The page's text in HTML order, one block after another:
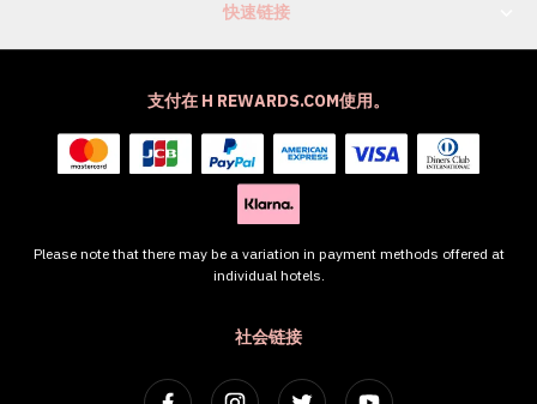
快速链接
社会链接
支付在 H REWARDS.COM使用。
Please note that there may be a variation in payment methods offered at
individual hotels.